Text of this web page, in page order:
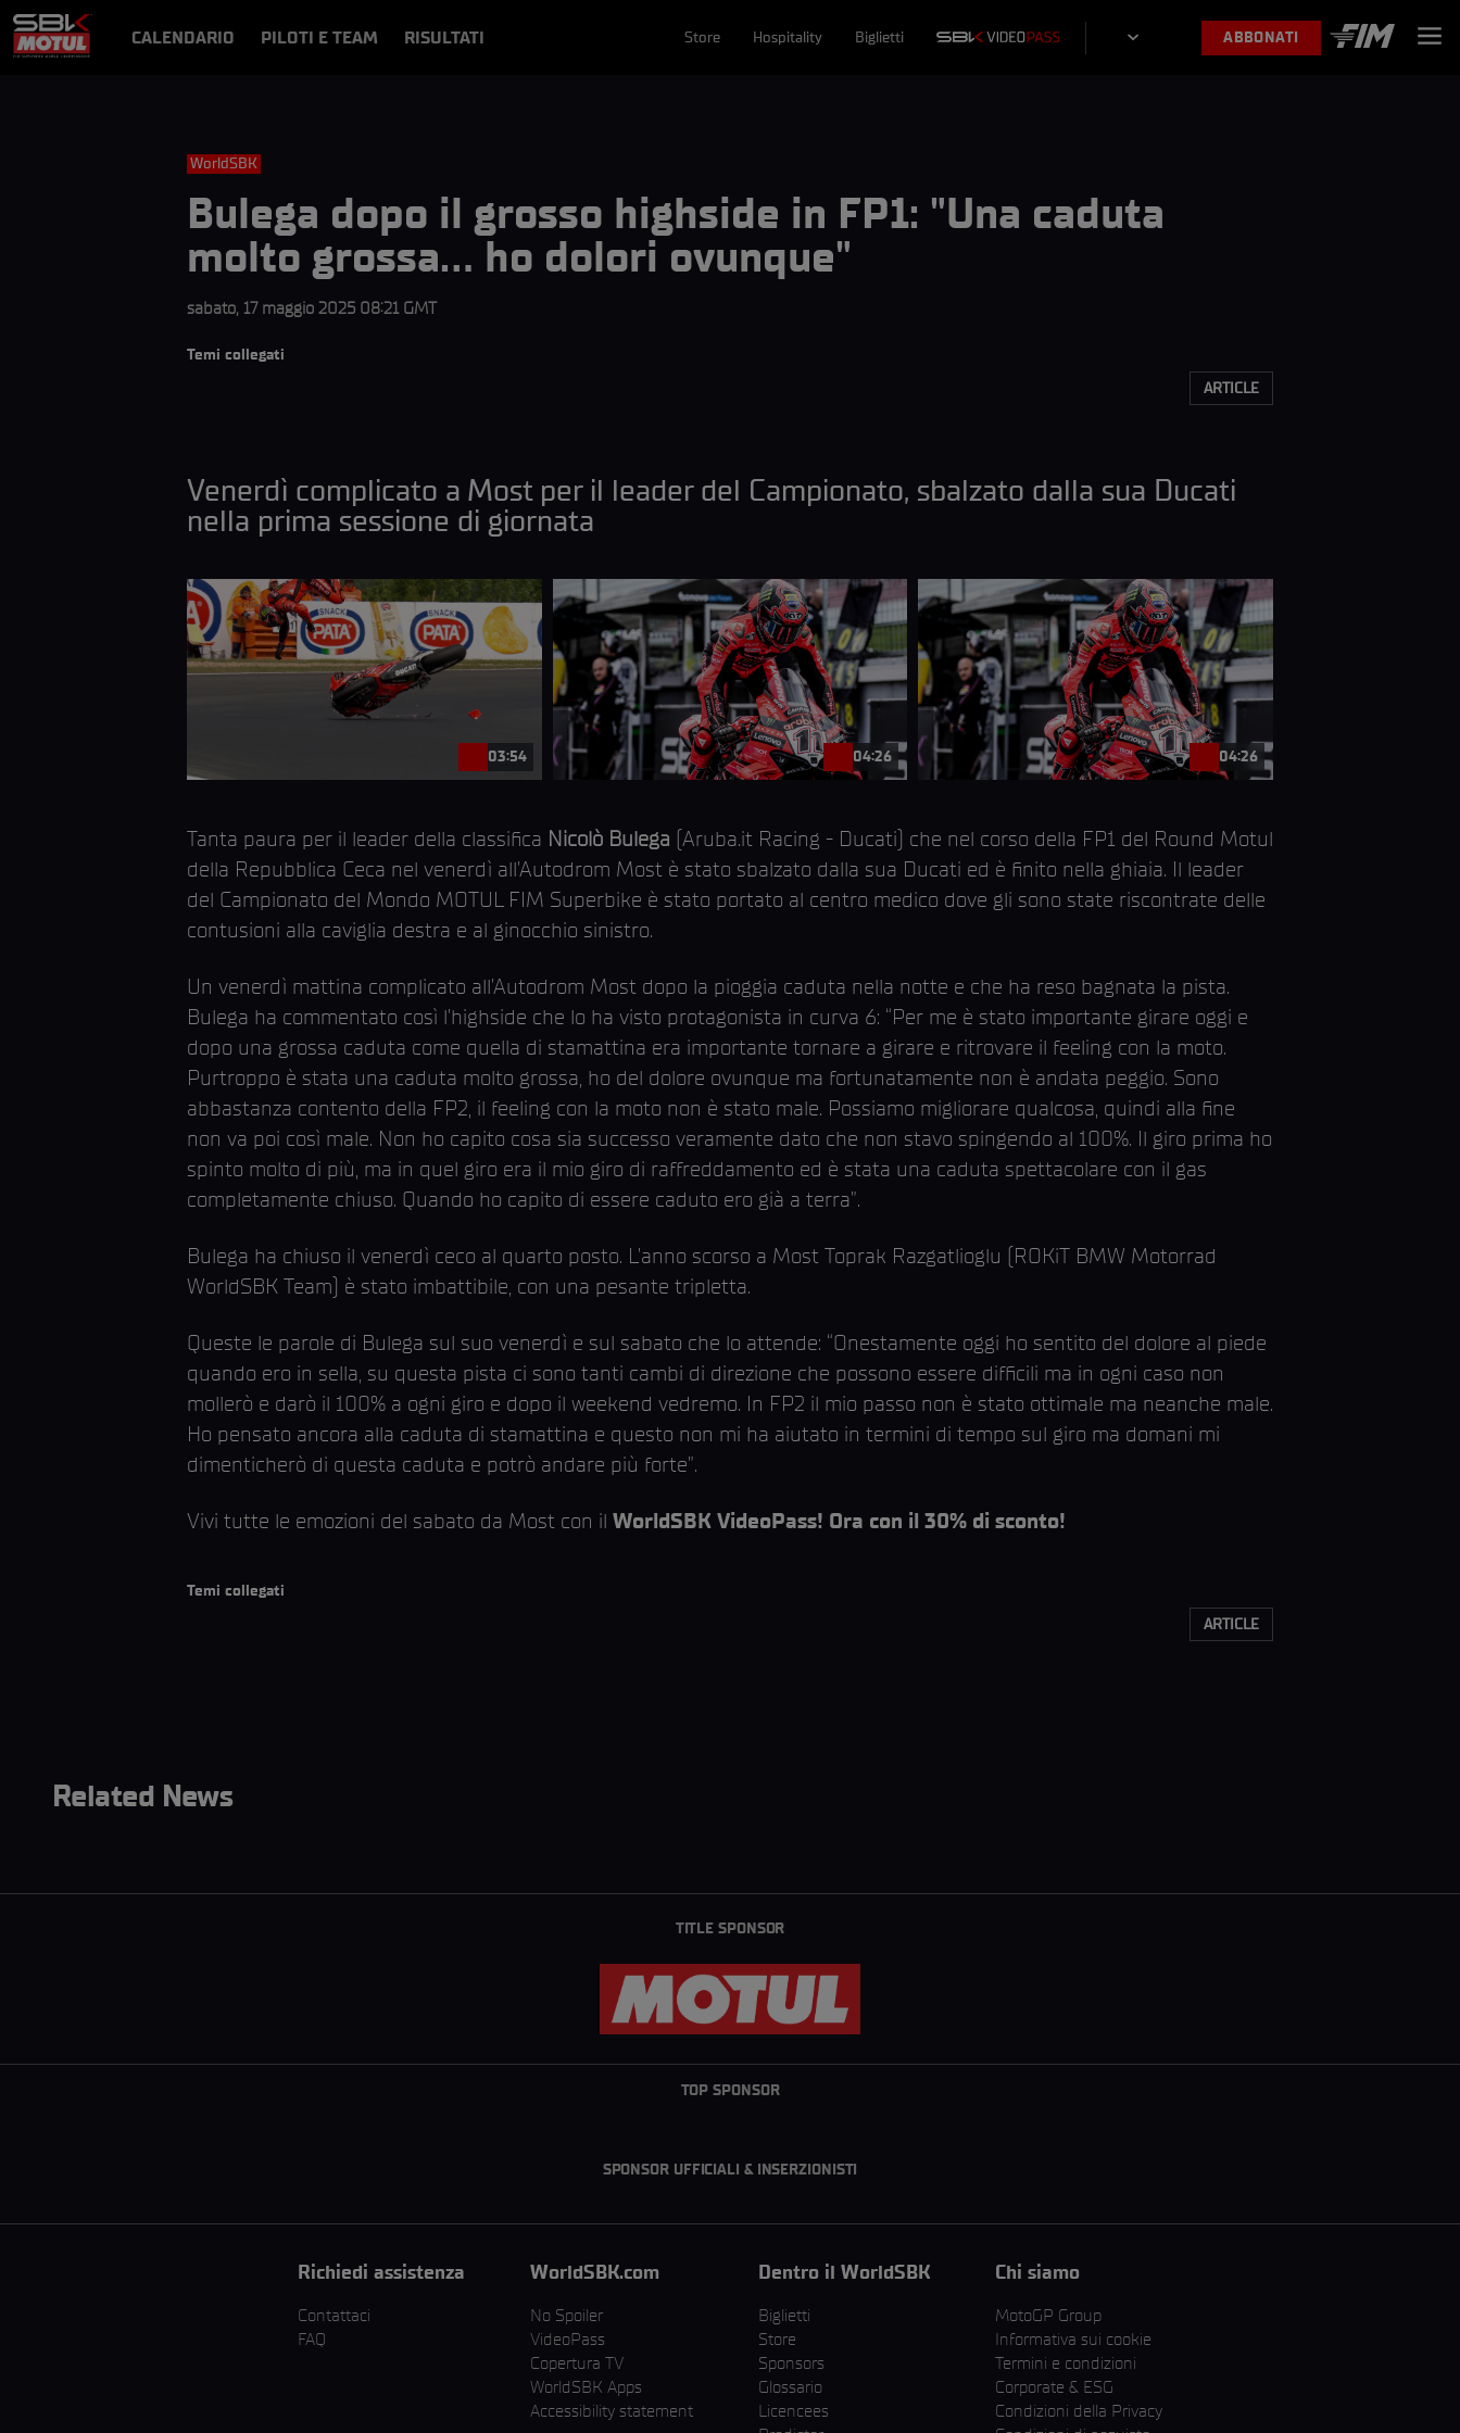
CALENDARIO PILOTI E TEAM RISULTATI Store Hospitality Biglietti ABBONATI
WorldSBK
Bulega dopo il grosso highside in FP1: "Una caduta
molto grossa… ho dolori ovunque"
sabato, 17 maggio 2025 08:21 GMT
Temi collegati
ARTICLE
Venerdì complicato a Most per il leader del Campionato, sbalzato dalla sua Ducati
nella prima sessione di giornata
03:54 04:26 04:26
Tanta paura per il leader della classifica Nicolò Bulega (Aruba.it Racing - Ducati) che nel corso della FP1 del Round Motul
della Repubblica Ceca nel venerdì all’Autodrom Most è stato sbalzato dalla sua Ducati ed è finito nella ghiaia. Il leader
del Campionato del Mondo MOTUL FIM Superbike è stato portato al centro medico dove gli sono state riscontrate delle
contusioni alla caviglia destra e al ginocchio sinistro.
Un venerdì mattina complicato all’Autodrom Most dopo la pioggia caduta nella notte e che ha reso bagnata la pista.
Bulega ha commentato così l’highside che lo ha visto protagonista in curva 6: “Per me è stato importante girare oggi e
dopo una grossa caduta come quella di stamattina era importante tornare a girare e ritrovare il feeling con la moto.
Purtroppo è stata una caduta molto grossa, ho del dolore ovunque ma fortunatamente non è andata peggio. Sono
abbastanza contento della FP2, il feeling con la moto non è stato male. Possiamo migliorare qualcosa, quindi alla fine
non va poi così male. Non ho capito cosa sia successo veramente dato che non stavo spingendo al 100%. Il giro prima ho
spinto molto di più, ma in quel giro era il mio giro di raffreddamento ed è stata una caduta spettacolare con il gas
completamente chiuso. Quando ho capito di essere caduto ero già a terra”.
Bulega ha chiuso il venerdì ceco al quarto posto. L’anno scorso a Most Toprak Razgatlioglu (ROKiT BMW Motorrad
WorldSBK Team) è stato imbattibile, con una pesante tripletta.
Queste le parole di Bulega sul suo venerdì e sul sabato che lo attende: “Onestamente oggi ho sentito del dolore al piede
quando ero in sella, su questa pista ci sono tanti cambi di direzione che possono essere difficili ma in ogni caso non
mollerò e darò il 100% a ogni giro e dopo il weekend vedremo. In FP2 il mio passo non è stato ottimale ma neanche male.
Ho pensato ancora alla caduta di stamattina e questo non mi ha aiutato in termini di tempo sul giro ma domani mi
dimenticherò di questa caduta e potrò andare più forte”.
Vivi tutte le emozioni del sabato da Most con il WorldSBK VideoPass! Ora con il 30% di sconto!
Temi collegati
ARTICLE
Related News
TITLE SPONSOR
TOP SPONSOR
SPONSOR UFFICIALI & INSERZIONISTI
Richiedi assistenza
Contattaci
FAQ
WorldSBK.com
No Spoiler
VideoPass
Copertura TV
WorldSBK Apps
Accessibility statement
Dentro il WorldSBK
Biglietti
Store
Sponsors
Glossario
Licencees
Chi siamo
MotoGP Group
Informativa sui cookie
Termini e condizioni
Corporate & ESG
Condizioni della Privacy